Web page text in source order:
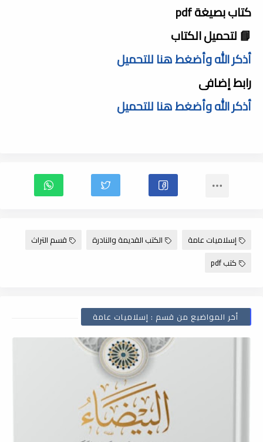
كتاب بصيغة pdf
📘 لتحميل الكتاب
أذكر الله وأضغط هنا للتحميل
رابط إضافى
أذكر الله وأضغط هنا للتحميل
إسلاميات عامة الكتب القديمة والنادرة
قسم التراث
كتب pdf
أخر المواضيع من قسم : إسلاميات عامة